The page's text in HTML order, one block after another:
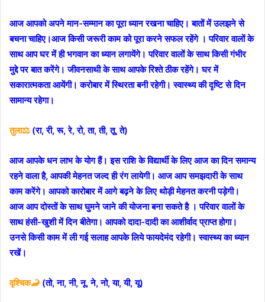
आज आपको अपने मान-सम्मान का पूरा ध्यान रखना चाहिए। बातों में उलझने से
बचना चाहिए।आज किसी जरूरी काम को पूरा करने सफल रहेंगे । परिवार वालों के
साथ आप घर में ही भगवान का ध्यान लगायेंगे। परिवार वालों के साथ किसी गंभीर
मुद्दे पर बात करेंगे। जीवनसाथी के साथ आपके रिश्ते ठीक रहेंगे। घर में
सकारात्मकता आयेंगी। करोबार में स्थिरता बनी रहेगी। स्वास्थ्य की दृष्टि से दिन
सामान्य रहेगा।
तुला⚖️ (रा, री, रू, रे, रो, ता, ती, तू, ते)
आज आपके धन लाभ के योग हैं। इस राशि के विद्यार्थी के लिए आज का दिन समान्य
रहने वाला है, आपकी मेहनत जल्द ही रंग लायेगी। आज आप समझदारी के साथ
काम करेंगे। आपको कारोबार में आगे बढ़ने के लिए थोड़ी मेहनत करनी पड़ेगी।
आज आप दोस्तों के साथ घुमने जाने की योजना बना सकते है । परिवार वालों के
साथ हंसी-खुशी में दिन बीतेगा। आपको दादा-दादी का आशीर्वाद प्राप्त होगा।
उनसे किसी काम में ली गई सलाह आपके लिये फायदेमंद रहेगी। स्वास्थ्य का ध्यान
रखें।
वृश्चिक🦂 (तो, ना, नी, नू, ने, नो, या, यी, यू)